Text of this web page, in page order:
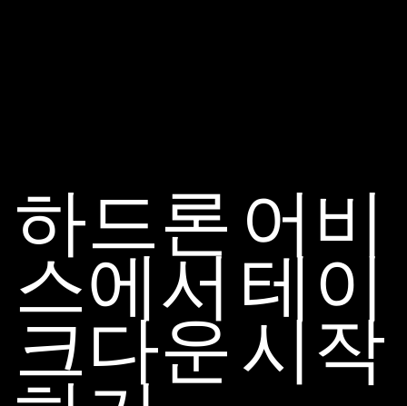
c
e
p
t
&
하드론 어비
스에서 테이
크다운 시작